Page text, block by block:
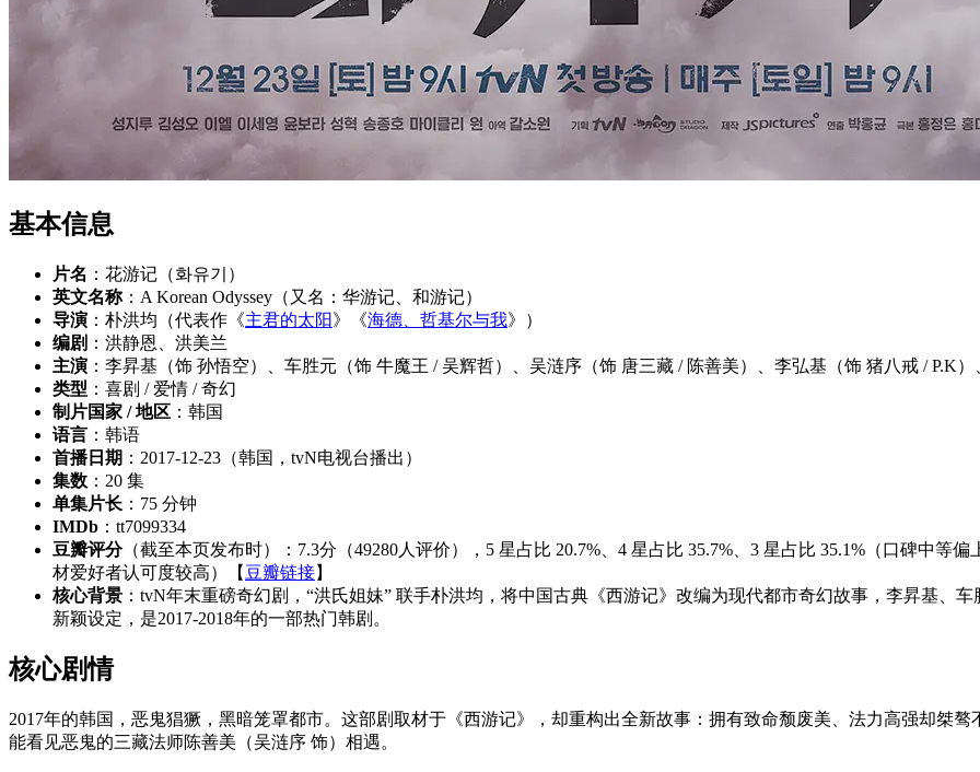
基本信息
片名 ：花游记（화유기）
英文名称：A Korean Odyssey（又名：华游记、和游记）
导演 ：朴洪均（代表作《主君的太阳》《海德、哲基尔与我》）
编剧 ：洪静恩、洪美兰
主演 ：李昇基（饰 孙悟空）、车胜元（饰 牛魔王 / 吴辉哲）、吴涟序（饰 唐三藏 / 陈善美）、李弘基（饰 猪八戒 / P.K
类型 ：喜剧 / 爱情 / 奇幻
制片国家 / 地区 ：韩国
语言 ：韩语
首播日期 ：2017-12-23（韩国，tvN电视台播出）
集数 ：20 集
单集片长 ：75 分钟
IMDb ：tt7099334
豆瓣评分（截至本页发布时）：7.3分（49280人评价），5 星占比 20.7%、4 星占比 35.7%、3 星占比 35.1%（口碑中等
材爱好者认可度较高）【 豆瓣链接】
核心背景 ：tvN年末重磅奇幻剧，“洪氏姐妹” 联手朴洪均，将中国古典《西游记》改编为现代都市奇幻故事，李昇基、
新颖设定，是2017-2018年的一部热门韩剧。
核心剧情
2017年的韩国，恶鬼猖獗，黑暗笼罩都市。这部剧取材于《西游记》，却重构出全新故事：拥有致命颓废美、法力高强却桀
能看见恶鬼的三藏法师陈善美（吴涟序 饰）相遇。